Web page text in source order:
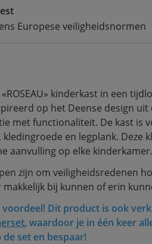
Europese veiligheidsnormen
kinderkast in een
op het Deense design uit
met functionaliteit. De kast is
en legplank. Deze
aanvulling op elke kinderkamer.
zijn om veiligheidsredenen
bij kunnen of erin
Dit product is ook
, waardoor je in één keer
set en bespaar!